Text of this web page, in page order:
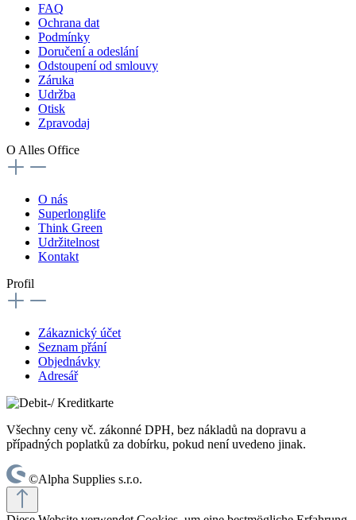
FAQ
Ochrana dat
Podmínky
Doručení a odeslání
Odstoupení od smlouvy
Záruka
Udržba
Otisk
Zpravodaj
O Alles Office
O nás
Superlonglife
Think Green
Udržitelnost
Kontakt
Profil
Zákaznický účet
Seznam přání
Objednávky
Adresář
Všechny ceny vč. zákonné DPH, bez nákladů na dopravu a
případných poplatků za dobírku, pokud není uvedeno jinak.
©Alpha Supplies s.r.o.